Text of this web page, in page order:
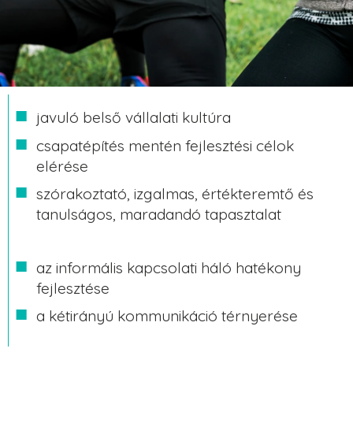
javuló belső vállalati kultúra
csapatépítés mentén fejlesztési célok
elérése
szórakoztató, izgalmas, értékteremtő és
tanulságos, maradandó tapasztalat
az informális kapcsolati háló hatékony
fejlesztése
a kétirányú kommunikáció térnyerése